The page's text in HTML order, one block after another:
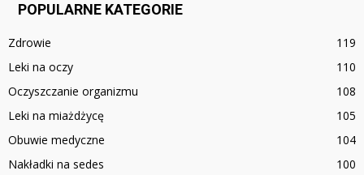
POPULARNE KATEGORIE
Zdrowie
119
Leki na oczy
110
Oczyszczanie organizmu
108
Leki na miażdżycę
105
Obuwie medyczne
104
Nakładki na sedes
100